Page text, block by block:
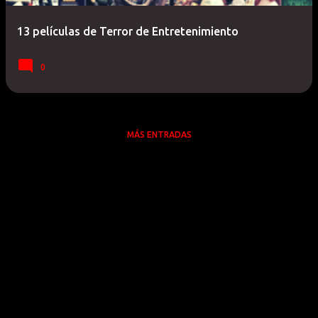
13 películas de Terror de Entretenimiento
0
MÁS ENTRADAS